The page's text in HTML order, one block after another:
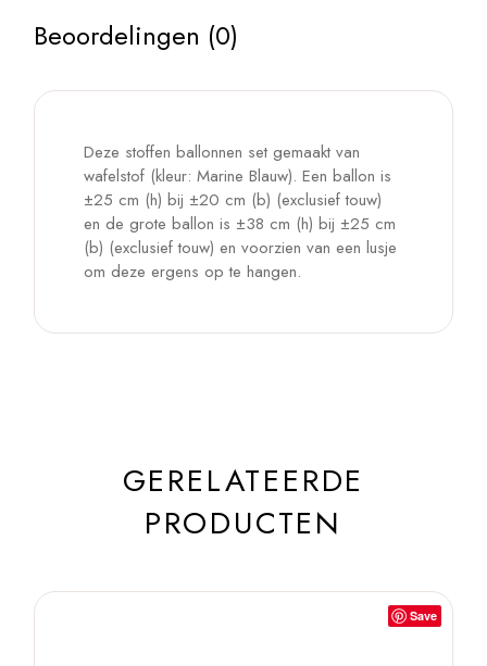
Beoordelingen (0)
Deze stoffen ballonnen set gemaakt van
wafelstof (kleur: Marine Blauw). Een ballon is
±25 cm (h) bij ±20 cm (b) (exclusief touw)
en de grote ballon is ±38 cm (h) bij ±25 cm
(b) (exclusief touw) en voorzien van een lusje
om deze ergens op te hangen.
GERELATEERDE
PRODUCTEN
Save